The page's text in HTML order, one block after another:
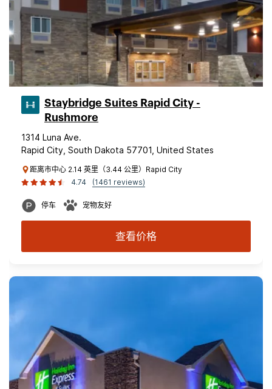
Staybridge Suites Rapid City -
Rushmore
1314 Luna Ave.
Rapid City, South Dakota 57701, United States
距离市中心 2.14 英里（3.44 公里）Rapid City
4.74
(1461 reviews)
停车 宠物友好
查看价格